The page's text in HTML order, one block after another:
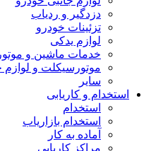
دزدگیر و ردیاب
تزئینات خودرو
لوازم یدکی
خدمات ماشین و موتور
موتورسیکلت و لوازم جانبی
سایر
استخدام و کاریابی
استخدام
استخدام بازاریاب
آماده به کار
مراکز کاریابی